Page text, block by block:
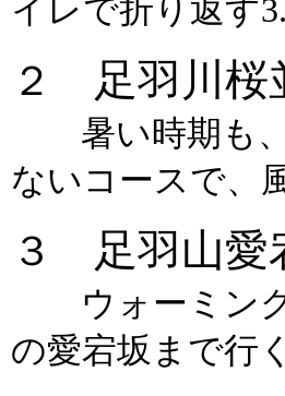
イレで折り返す
２ 足羽川桜
暑い時期も、
ないコースで、
３ 足羽山愛
ウォーミング
の愛宕坂まで行